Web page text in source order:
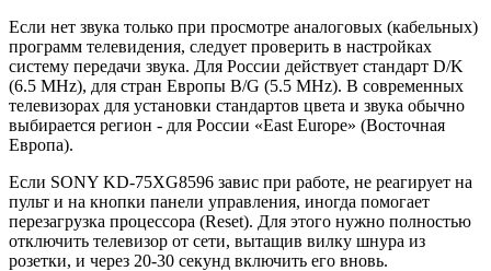
Если нет звука только при просмотре аналоговых (кабельных)
программ телевидения, следует проверить в настройках
систему передачи звука. Для России действует стандарт D/K
(6.5 MHz), для стран Европы B/G (5.5 MHz). В современных
телевизорах для установки стандартов цвета и звука обычно
выбирается регион - для России «East Europe» (Восточная
Европа).
Если SONY KD-75XG8596 завис при работе, не реагирует на
пульт и на кнопки панели управления, иногда помогает
перезагрузка процессора (Reset). Для этого нужно полностью
отключить телевизор от сети, вытащив вилку шнура из
розетки, и через 20-30 секунд включить его вновь.